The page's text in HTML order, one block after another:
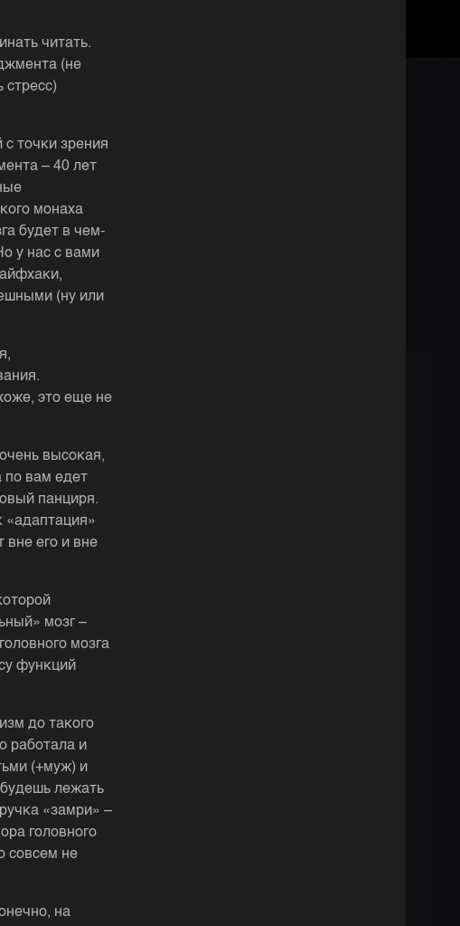
читать.
(не
стресс)
точки зрения
– 40 лет
монаха
будет в чем-
у нас с вами
(ну или
это еще не
высокая,
по вам едет
панциря.
«адаптация»
вне его и вне
мозг –
мозга
функций
до такого
работала и
(+муж) и
лежать
«замри» –
головного
совсем не
на